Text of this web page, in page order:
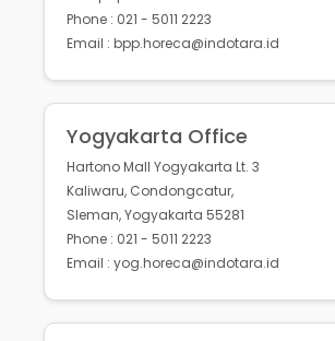
Phone : 021 - 5011 2223
Email : bpp.horeca@indotara.id
Yogyakarta Office
Hartono Mall Yogyakarta Lt. 3
Kaliwaru, Condongcatur,
Sleman, Yogyakarta 55281
Phone : 021 - 5011 2223
Email : yog.horeca@indotara.id